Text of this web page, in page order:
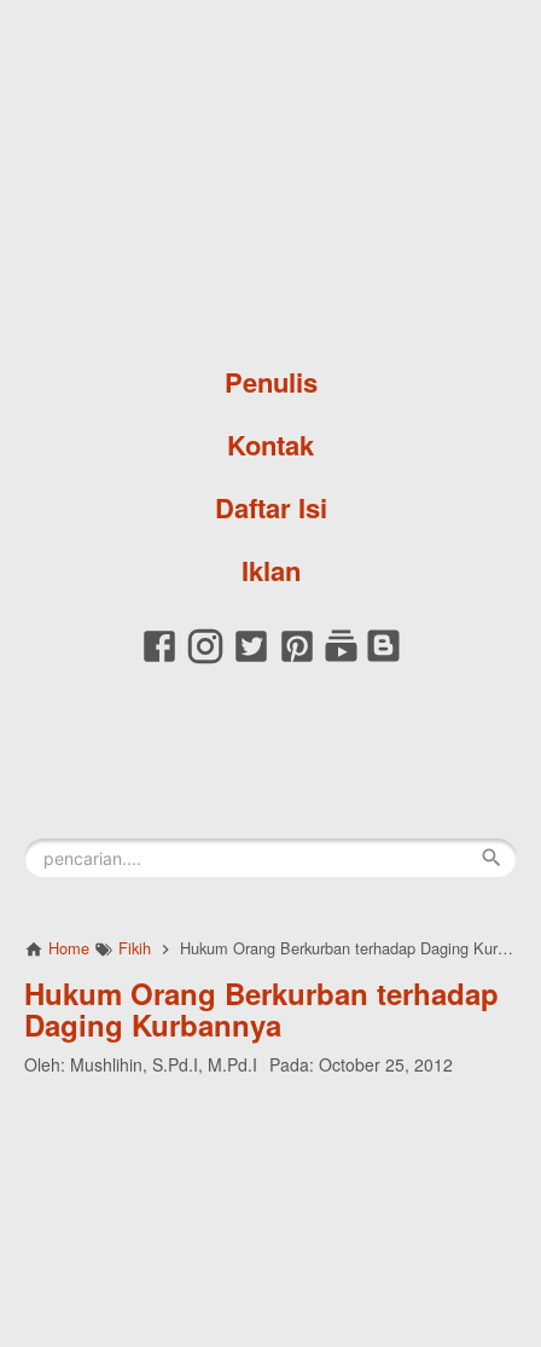
Penulis
Kontak
Daftar Isi
Iklan
Home Fikih Hukum Orang Berkurban terhadap Daging Kurbannya
Hukum Orang Berkurban terhadap
Daging Kurbannya
Oleh: Mushlihin, S.Pd.I, M.Pd.I Pada: October 25, 2012